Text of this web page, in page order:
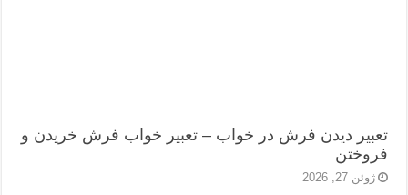
تعبیر دیدن فرش در خواب – تعبیر خواب فرش خریدن و
فروختن
ژوئن 27, 2026